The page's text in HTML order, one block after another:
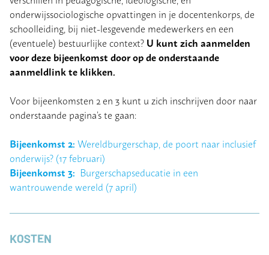
onderwijssociologische opvattingen in je docentenkorps, de
schoolleiding, bij niet-lesgevende medewerkers en een
(eventuele) bestuurlijke context? U kunt zich aanmelden
voor deze bijeenkomst door op de onderstaande
aanmeldlink te klikken.
Voor bijeenkomsten 2 en 3 kunt u zich inschrijven door naar
onderstaande pagina’s te gaan:
Bijeenkomst 2: Wereldburgerschap, de poort naar inclusief
onderwijs? (17 februari)
Bijeenkomst 3: Burgerschapseducatie in een
wantrouwende wereld (7 april)
KOSTEN